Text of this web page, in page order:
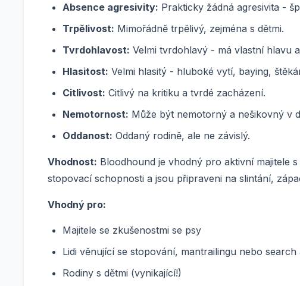
Absence agresivity: Prakticky žádná agresivita -
Trpělivost: Mimořádně trpělivý, zejména s dětmi.
Tvrdohlavost: Velmi tvrdohlavý - má vlastní hlavu
Hlasitost: Velmi hlasitý - hluboké vytí, baying,
Citlivost: Citlivý na kritiku a tvrdé zacházení.
Nemotornost: Může být nemotorný a nešikovný v
Oddanost: Oddaný rodině, ale ne závislý.
Vhodnost: Bloodhound je vhodný pro aktivní majitele
stopovací schopnosti a jsou připraveni na slintání,
Vhodný pro:
Majitele se zkušenostmi se psy
Lidi věnující se stopování, mantrailingu nebo search
Rodiny s dětmi (vynikající!)